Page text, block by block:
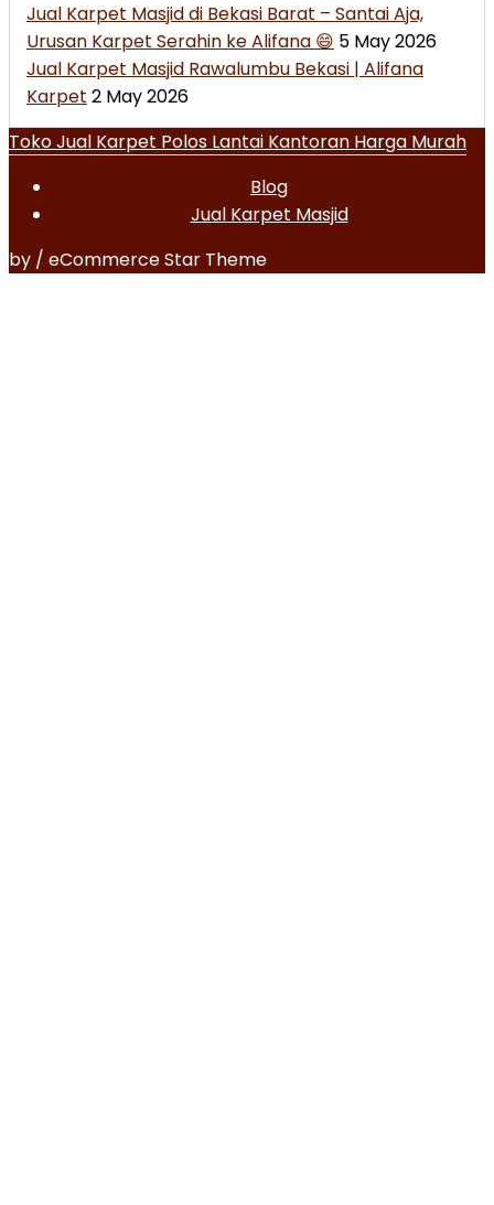
Jual Karpet Masjid di Bekasi Barat – Santai Aja,
Urusan Karpet Serahin ke Alifana 😄 5 May 2026
Jual Karpet Masjid Rawalumbu Bekasi | Alifana
Karpet 2 May 2026
Toko Jual Karpet Polos Lantai Kantoran Harga Murah
Blog
Jual Karpet Masjid
by / eCommerce Star Theme